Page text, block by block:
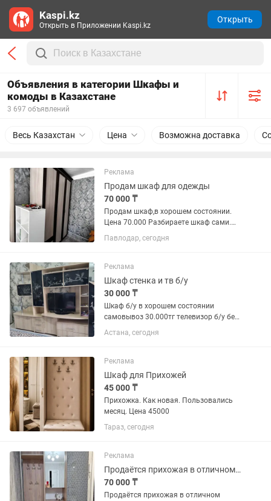
Объявления в категории Шкафы и
комоды в Казахстане
3 697 объявлений
Весь Казахстан Цена Возможна доставка
Реклама
Продам шкаф для одежды
70 000 ₸
Продам шкаф,в хорошем состоянии.
Цена 70.000 Разбираете шкаф сами.
Высота-2240,если снять карниз,то
высота будет- 2200 Ширина-1300
Павлодар, сегодня
Реклама
Шкаф стенка и тв б/у
30 000 ₸
Шкаф б/у в хорошем состоянии
самовывоз 30.000тг телевизор б/у без
пульта 10.000тг
Астана, сегодня
Реклама
Шкаф для Прихожей
45 000 ₸
Прихожка. Как новая. Пользовались
месяц. Цена 45000
Тараз, сегодня
Реклама
Продаётся прихожая в отличном состояний
70 000 ₸
Продаётся прихожая в отличном
Kaspi.kz
Открыть в Приложении Kaspi.kz
Открыть